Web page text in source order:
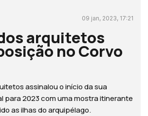
09 jan, 2023, 17:21
arquitetos
no Corvo
assinalou o início da sua
para 2023 com uma mostra itinerante
as ilhas do arquipélago.